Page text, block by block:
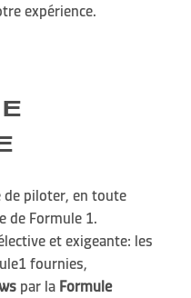
expérience.
piloter, en toute
de Formule 1.
et exigeante: les
fournies,
par la Formule